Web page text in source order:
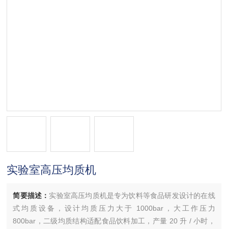
实验室高压均质机
简要描述： 实验室高压均质机是专为饮料等食品研发设计的在线
式均质设备，设计均质压力大于 1000bar，大工作压力
800bar，二级均质结构适配食品饮料加工，产量 20 升 / 小时，